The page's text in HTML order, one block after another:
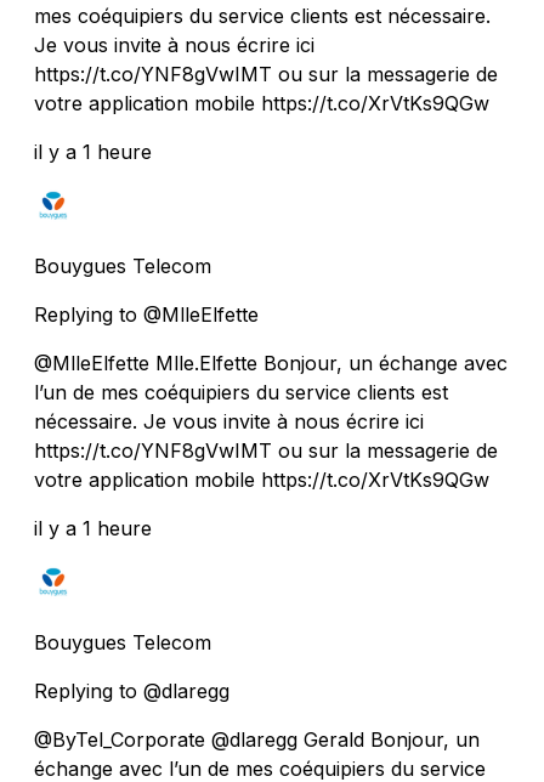
mes coéquipiers du service clients est nécessaire.
Je vous invite à nous écrire ici
https://t.co/YNF8gVwIMT ou sur la messagerie de
votre application mobile https://t.co/XrVtKs9QGw
il y a 1 heure
Bouygues Telecom
Replying to @MlleElfette
@MlleElfette Mlle.Elfette Bonjour, un échange avec
l’un de mes coéquipiers du service clients est
nécessaire. Je vous invite à nous écrire ici
https://t.co/YNF8gVwIMT ou sur la messagerie de
votre application mobile https://t.co/XrVtKs9QGw
il y a 1 heure
Bouygues Telecom
Replying to @dlaregg
@ByTel_Corporate @dlaregg Gerald Bonjour, un
échange avec l’un de mes coéquipiers du service